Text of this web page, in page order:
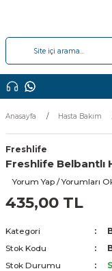
Anasayfa Hasta Bakım
Freshlife
Freshlife Belbantlı
Yorum Yap / Yorumları
435,00 TL
Kategori
Stok Kodu
Stok Durumu